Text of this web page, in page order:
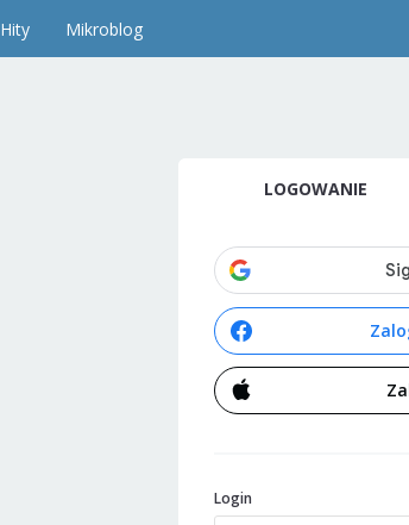
Hity Mikroblog
LOGOWANIE
Login